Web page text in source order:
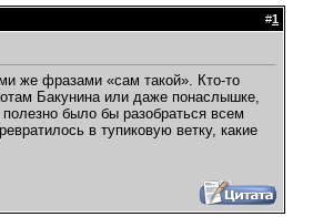
#1
же фразами «сам такой». Кто-то
Бакунина или даже понаслышке,
было бы разобраться всем
в тупиковую ветку, какие